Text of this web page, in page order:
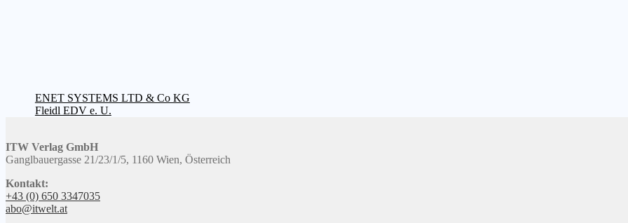
Beitragsnavigation
Vorheriger
Beitrag:
ENET SYSTEMS LTD & Co KG
Nächster
Fleidl EDV e. U.
ITW Verlag GmbH
Ganglbauergasse 21/23/1/5, 1160 Wien, Österreich
Kontakt:
+43 (0) 650 3347035
abo@itwelt.at